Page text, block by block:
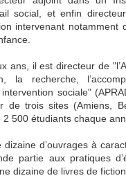
social, et enfin
intervenant notamment
ans, il est directeur de
la recherche,
sociale"
de trois sites (Amiens,
500 étudiants chaque
dizaine d’ouvrages à
partie aux pratiques
dizaine de livres de fiction.